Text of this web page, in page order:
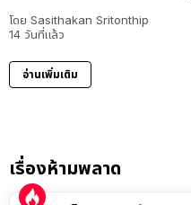
โดย Sasithakan Sritonthip
14 วันที่แล้ว
อ่านเพิ่มเติม
เรื่องห้ามพลาด